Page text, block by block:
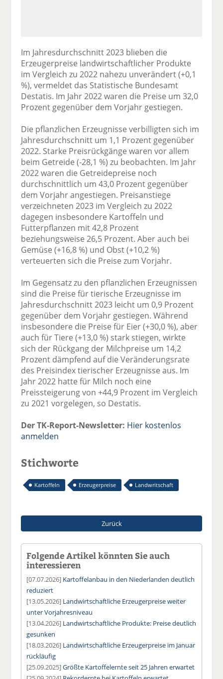
Im Jahresdurchschnitt 2023 blieben die
Erzeugerpreise landwirtschaftlicher Produkte
im Vergleich zu 2022 nahezu unverändert (+0,1
%), vermeldet das Statistische Bundesamt
Destatis. Im Jahr 2022 waren die Preise um 32,0
Prozent gegenüber dem Vorjahr gestiegen.
Die pflanzlichen Erzeugnisse verbilligten sich im
Jahresdurchschnitt um 1,1 Prozent gegenüber
2022. Starke Preisrückgänge waren vor allem
beim Getreide (-28,1 %) zu beobachten. Im Jahr
2022 waren die Getreidepreise noch
durchschnittlich um 43,0 Prozent gegenüber
dem Vorjahr angestiegen. Preisanstiege
verzeichneten 2023 im Vergleich zu 2022
dagegen insbesondere Kartoffeln und
Futterpflanzen mit 42,8 Prozent
beziehungsweise 26,5 Prozent. Aber auch bei
Gemüse (+16,8 %) und Obst (+10,2 %)
verteuerten sich die Preise zum Vorjahr.
Im Gegensatz zu den pflanzlichen Erzeugnissen
sind die Preise für tierische Erzeugnisse im
Jahresdurchschnitt 2023 leicht um 0,9 Prozent
gegenüber dem Vorjahr gestiegen. Während
insbesondere die Preise für Eier (+30,0 %), aber
auch für Tiere (+13,0 %) stark stiegen, wirkte
sich der Rückgang der Milchpreise um 14,2
Prozent dämpfend auf die Veränderungsrate
des Preisindex tierischer Erzeugnisse aus. Im
Jahr 2022 hatte für Milch noch eine
Preissteigerung von +44,9 Prozent im Vergleich
zu 2021 vorgelegen, so Destatis.
Der TK-Report-Newsletter: Hier kostenlos
anmelden
Stichworte
Kartoffeln Erzeugerpreise Landwritschaft
Zurück
Folgende Artikel könnten Sie auch
interessieren
[07.07.2026] Kartoffelanbau in den Niederlanden deutlich
reduziert
[13.05.2026] Landwirtschaftliche Erzeugerpreise weiter
unter Vorjahresniveau
[13.04.2026] Landwirtschaftliche Produkte: Preise deutlich
gesunken
[18.03.2026] Landwirtschaftliche Erzeugerpreise im Januar
rückläufig
[25.09.2025]Größte Kartoffelernte seit 25 Jahren erwartet